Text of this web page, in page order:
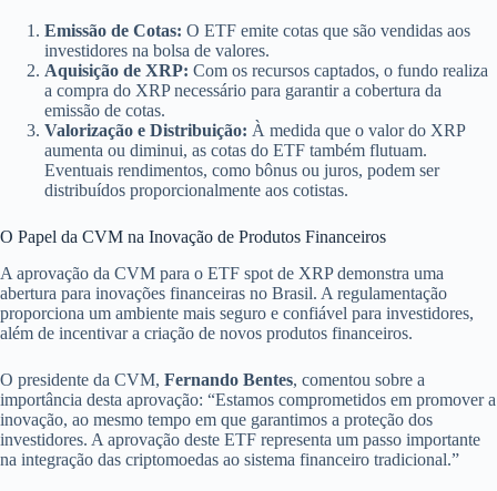
Emissão de Cotas: O ETF emite cotas que são vendidas aos
investidores na bolsa de valores.
Aquisição de XRP: Com os recursos captados, o fundo realiza
a compra do XRP necessário para garantir a cobertura da
emissão de cotas.
Valorização e Distribuição: À medida que o valor do XRP
aumenta ou diminui, as cotas do ETF também flutuam.
Eventuais rendimentos, como bônus ou juros, podem ser
distribuídos proporcionalmente aos cotistas.
O Papel da CVM na Inovação de Produtos Financeiros
A aprovação da CVM para o ETF spot de XRP demonstra uma
abertura para inovações financeiras no Brasil. A regulamentação
proporciona um ambiente mais seguro e confiável para investidores,
além de incentivar a criação de novos produtos financeiros.
O presidente da CVM, Fernando Bentes, comentou sobre a
importância desta aprovação: “Estamos comprometidos em promover a
inovação, ao mesmo tempo em que garantimos a proteção dos
investidores. A aprovação deste ETF representa um passo importante
na integração das criptomoedas ao sistema financeiro tradicional.”